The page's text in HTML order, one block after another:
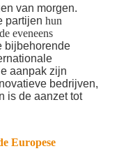
van morgen.
partijen hun
eveneens
bijbehorende
aanpak zijn
bedrijven,
is de aanzet tot
Europese